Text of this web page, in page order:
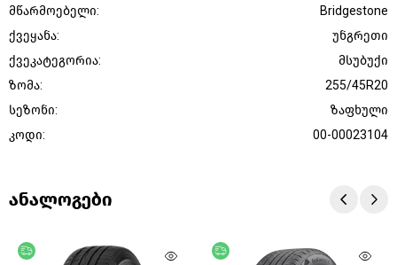
მწარმოებელი:
Bridgestone
ქვეყანა:
უნგრეთი
ქვეკატეგორია:
მსუბუქი
ზომა:
255/45R20
სეზონი:
ზაფხული
კოდი:
00-00023104
ანალოგები
უფასო მიწოდება უფასო მიწოდება